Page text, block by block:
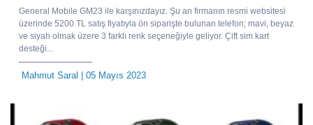
General Mobile GM23 ile karşınızdayız. Şu an firmanın resmi websitesi
üzerinde 5200 TL satış fiyatıyla ön siparişte bulunan telefon; mavi, beyaz
ve siyah olmak üzere 3 farklı renk seçeneğiyle geliyor. Çift sim kart
desteği...
Mahmut Saral | 05 Mayıs 2023